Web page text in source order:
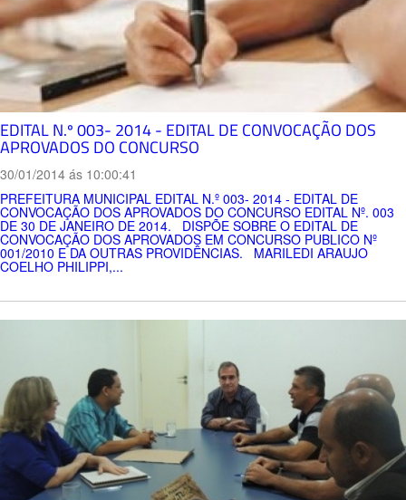
EDITAL N.º 003- 2014 - EDITAL DE CONVOCAÇÃO DOS
APROVADOS DO CONCURSO
30/01/2014 ás 10:00:41
PREFEITURA MUNICIPAL EDITAL N.º 003- 2014 - EDITAL DE
CONVOCAÇÃO DOS APROVADOS DO CONCURSO EDITAL Nº. 003
DE 30 DE JANEIRO DE 2014. DISPÕE SOBRE O EDITAL DE
CONVOCAÇÃO DOS APROVADOS EM CONCURSO PUBLICO Nº
001/2010 E DA OUTRAS PROVIDÊNCIAS. MARILEDI ARAUJO
COELHO PHILIPPI,...